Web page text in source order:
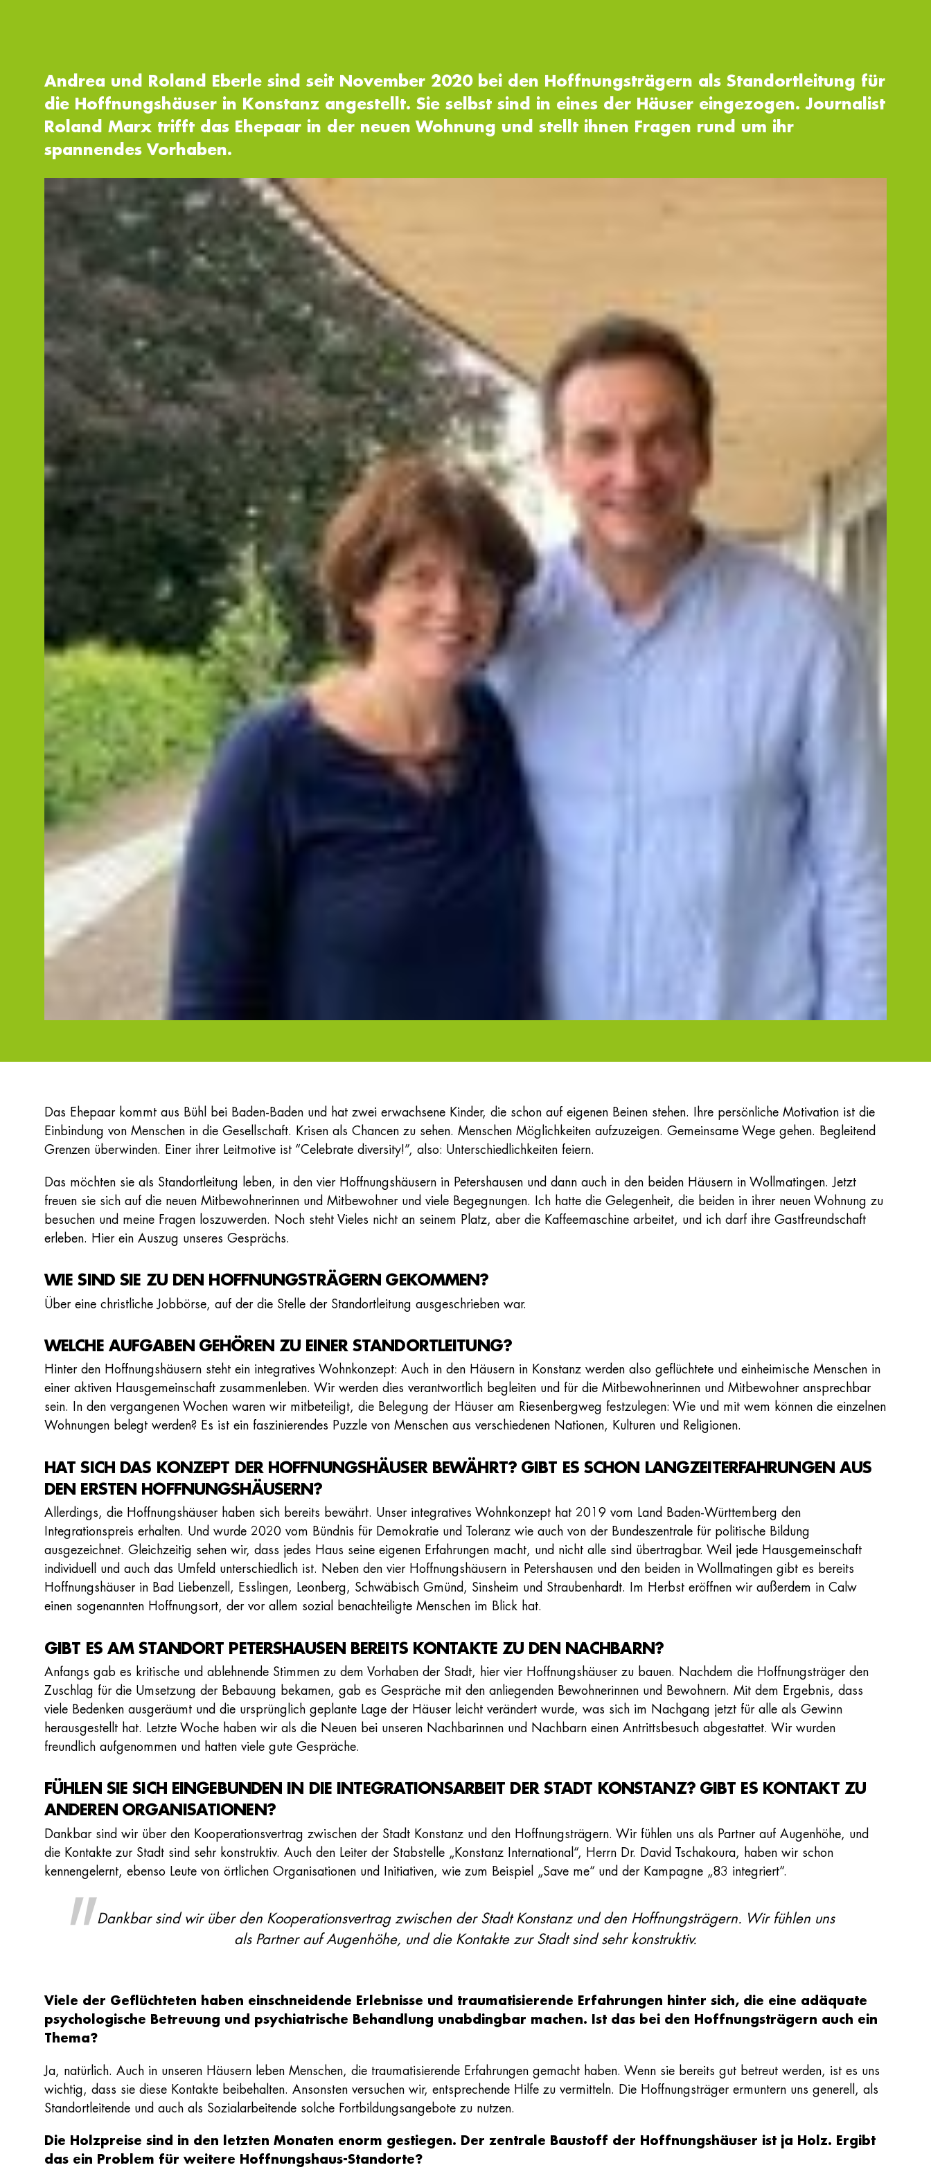
Andrea und Roland Eberle sind seit November 2020 bei den Hoffnungsträgern als Standortleitung für
die Hoffnungshäuser in Konstanz angestellt. Sie selbst sind in eines der Häuser eingezogen. Journalist
Roland Marx trifft das Ehepaar in der neuen Wohnung und stellt ihnen Fragen rund um ihr
spannendes Vorhaben.
Das Ehepaar kommt aus Bühl bei Baden-Baden und hat zwei erwachsene Kinder, die schon auf eigenen Beinen stehen. Ihre persönliche Motivation ist die
Einbindung von Menschen in die Gesellschaft. Krisen als Chancen zu sehen. Menschen Möglichkeiten aufzuzeigen. Gemeinsame Wege gehen. Begleitend
Grenzen überwinden. Einer ihrer Leitmotive ist “Celebrate diversity!”, also: Unterschiedlichkeiten feiern.
Das möchten sie als Standortleitung leben, in den vier Hoffnungshäusern in Petershausen und dann auch in den beiden Häusern in Wollmatingen. Jetzt
freuen sie sich auf die neuen Mitbewohnerinnen und Mitbewohner und viele Begegnungen. Ich hatte die Gelegenheit, die beiden in ihrer neuen Wohnung zu
besuchen und meine Fragen loszuwerden. Noch steht Vieles nicht an seinem Platz, aber die Kaffeemaschine arbeitet, und ich darf ihre Gastfreundschaft
erleben. Hier ein Auszug unseres Gesprächs.
WIE SIND SIE ZU DEN HOFFNUNGSTRÄGERN GEKOMMEN?
Über eine christliche Jobbörse, auf der die Stelle der Standortleitung ausgeschrieben war.
WELCHE AUFGABEN GEHÖREN ZU EINER STANDORTLEITUNG?
Hinter den Hoffnungshäusern steht ein integratives Wohnkonzept: Auch in den Häusern in Konstanz werden also geflüchtete und einheimische Menschen in
einer aktiven Hausgemeinschaft zusammenleben. Wir werden dies verantwortlich begleiten und für die Mitbewohnerinnen und Mitbewohner ansprechbar
sein. In den vergangenen Wochen waren wir mitbeteiligt, die Belegung der Häuser am Riesenbergweg festzulegen: Wie und mit wem können die einzelnen
Wohnungen belegt werden? Es ist ein faszinierendes Puzzle von Menschen aus verschiedenen Nationen, Kulturen und Religionen.
HAT SICH DAS KONZEPT DER HOFFNUNGSHÄUSER BEWÄHRT? GIBT ES SCHON LANGZEITERFAHRUNGEN AUS
DEN ERSTEN HOFFNUNGSHÄUSERN?
Allerdings, die Hoffnungshäuser haben sich bereits bewährt. Unser integratives Wohnkonzept hat 2019 vom Land Baden-Württemberg den
Integrationspreis erhalten. Und wurde 2020 vom Bündnis für Demokratie und Toleranz wie auch von der Bundeszentrale für politische Bildung
ausgezeichnet. Gleichzeitig sehen wir, dass jedes Haus seine eigenen Erfahrungen macht, und nicht alle sind übertragbar. Weil jede Hausgemeinschaft
individuell und auch das Umfeld unterschiedlich ist. Neben den vier Hoffnungshäusern in Petershausen und den beiden in Wollmatingen gibt es bereits
Hoffnungshäuser in Bad Liebenzell, Esslingen, Leonberg, Schwäbisch Gmünd, Sinsheim und Straubenhardt. Im Herbst eröffnen wir außerdem in Calw
einen sogenannten Hoffnungsort, der vor allem sozial benachteiligte Menschen im Blick hat.
GIBT ES AM STANDORT PETERSHAUSEN BEREITS KONTAKTE ZU DEN NACHBARN?
Anfangs gab es kritische und ablehnende Stimmen zu dem Vorhaben der Stadt, hier vier Hoffnungshäuser zu bauen. Nachdem die Hoffnungsträger den
Zuschlag für die Umsetzung der Bebauung bekamen, gab es Gespräche mit den anliegenden Bewohnerinnen und Bewohnern. Mit dem Ergebnis, dass
viele Bedenken ausgeräumt und die ursprünglich geplante Lage der Häuser leicht verändert wurde, was sich im Nachgang jetzt für alle als Gewinn
herausgestellt hat. Letzte Woche haben wir als die Neuen bei unseren Nachbarinnen und Nachbarn einen Antrittsbesuch abgestattet. Wir wurden
freundlich aufgenommen und hatten viele gute Gespräche.
FÜHLEN SIE SICH EINGEBUNDEN IN DIE INTEGRATIONSARBEIT DER STADT KONSTANZ? GIBT ES KONTAKT ZU
ANDEREN ORGANISATIONEN?
Dankbar sind wir über den Kooperationsvertrag zwischen der Stadt Konstanz und den Hoffnungsträgern. Wir fühlen uns als Partner auf Augenhöhe, und
die Kontakte zur Stadt sind sehr konstruktiv. Auch den Leiter der Stabstelle „Konstanz International“, Herrn Dr. David Tschakoura, haben wir schon
kennengelernt, ebenso Leute von örtlichen Organisationen und Initiativen, wie zum Beispiel „Save me“ und der Kampagne „83 integriert“.
Dankbar sind wir über den Kooperationsvertrag zwischen der Stadt Konstanz und den Hoffnungsträgern. Wir fühlen uns
als Partner auf Augenhöhe, und die Kontakte zur Stadt sind sehr konstruktiv.
Viele der Geflüchteten haben einschneidende Erlebnisse und traumatisierende Erfahrungen hinter sich, die eine adäquate
psychologische Betreuung und psychiatrische Behandlung unabdingbar machen. Ist das bei den Hoffnungsträgern auch ein
Thema?
Ja, natürlich. Auch in unseren Häusern leben Menschen, die traumatisierende Erfahrungen gemacht haben. Wenn sie bereits gut betreut werden, ist es uns
wichtig, dass sie diese Kontakte beibehalten. Ansonsten versuchen wir, entsprechende Hilfe zu vermitteln. Die Hoffnungsträger ermuntern uns generell, als
Standortleitende und auch als Sozialarbeitende solche Fortbildungsangebote zu nutzen.
Die Holzpreise sind in den letzten Monaten enorm gestiegen. Der zentrale Baustoff der Hoffnungshäuser ist ja Holz. Ergibt
das ein Problem für weitere Hoffnungshaus-Standorte?